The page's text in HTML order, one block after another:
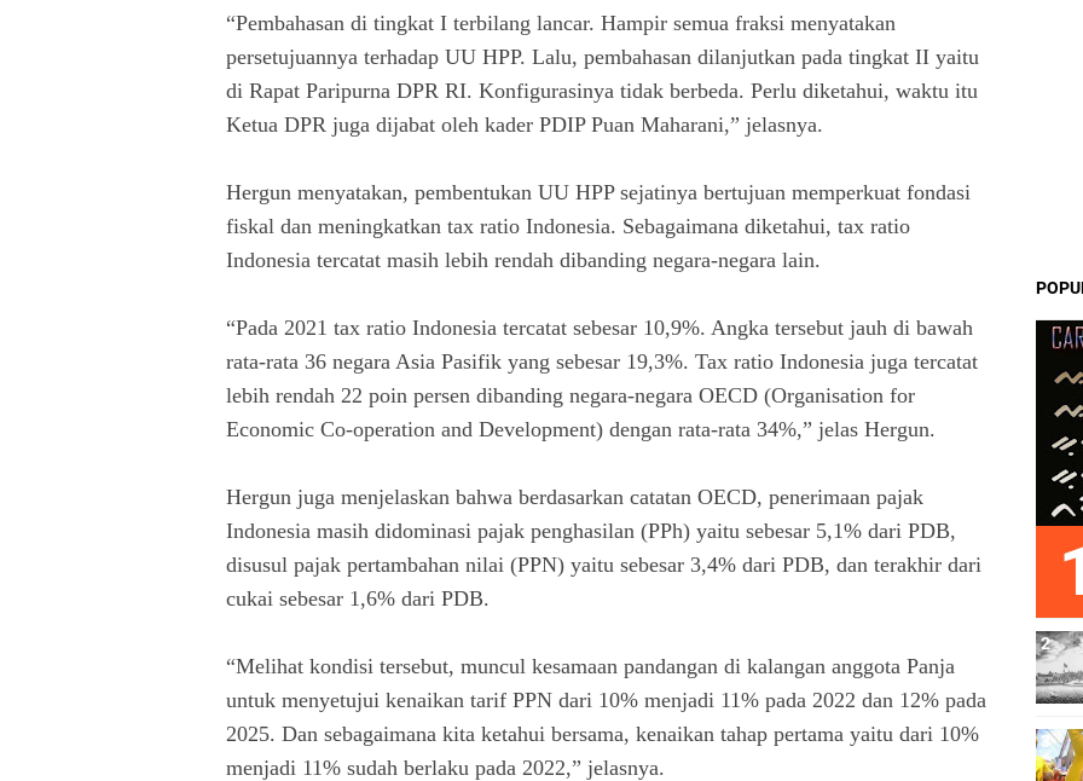
“Pembahasan di tingkat I terbilang lancar. Hampir semua fraksi menyatakan
persetujuannya terhadap UU HPP. Lalu, pembahasan dilanjutkan pada tingkat II yaitu
di Rapat Paripurna DPR RI. Konfigurasinya tidak berbeda. Perlu diketahui, waktu itu
Ketua DPR juga dijabat oleh kader PDIP Puan Maharani,” jelasnya.
Hergun menyatakan, pembentukan UU HPP sejatinya bertujuan memperkuat fondasi
fiskal dan meningkatkan tax ratio Indonesia. Sebagaimana diketahui, tax ratio
Indonesia tercatat masih lebih rendah dibanding negara-negara lain.
“Pada 2021 tax ratio Indonesia tercatat sebesar 10,9%. Angka tersebut jauh di bawah
rata-rata 36 negara Asia Pasifik yang sebesar 19,3%. Tax ratio Indonesia juga tercatat
lebih rendah 22 poin persen dibanding negara-negara OECD (Organisation for
Economic Co-operation and Development) dengan rata-rata 34%,” jelas Hergun.
Hergun juga menjelaskan bahwa berdasarkan catatan OECD, penerimaan pajak
Indonesia masih didominasi pajak penghasilan (PPh) yaitu sebesar 5,1% dari PDB,
disusul pajak pertambahan nilai (PPN) yaitu sebesar 3,4% dari PDB, dan terakhir dari
cukai sebesar 1,6% dari PDB.
“Melihat kondisi tersebut, muncul kesamaan pandangan di kalangan anggota Panja
untuk menyetujui kenaikan tarif PPN dari 10% menjadi 11% pada 2022 dan 12% pada
2025. Dan sebagaimana kita ketahui bersama, kenaikan tahap pertama yaitu dari 10%
menjadi 11% sudah berlaku pada 2022,” jelasnya.